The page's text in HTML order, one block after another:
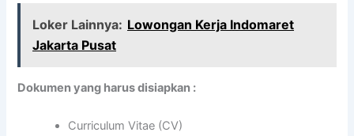
Loker Lainnya: Lowongan Kerja Indomaret
Jakarta Pusat
Dokumen yang harus disiapkan :
Curriculum Vitae (CV)